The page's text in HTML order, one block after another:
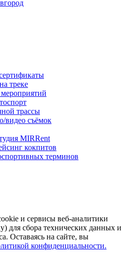
треке
трассы
видео съёмок
MIRRent
кокпитов
терминов
и сервисы веб-аналитики
для сбора технических данных и
Оставаясь на сайте, вы
конфиденциальности.